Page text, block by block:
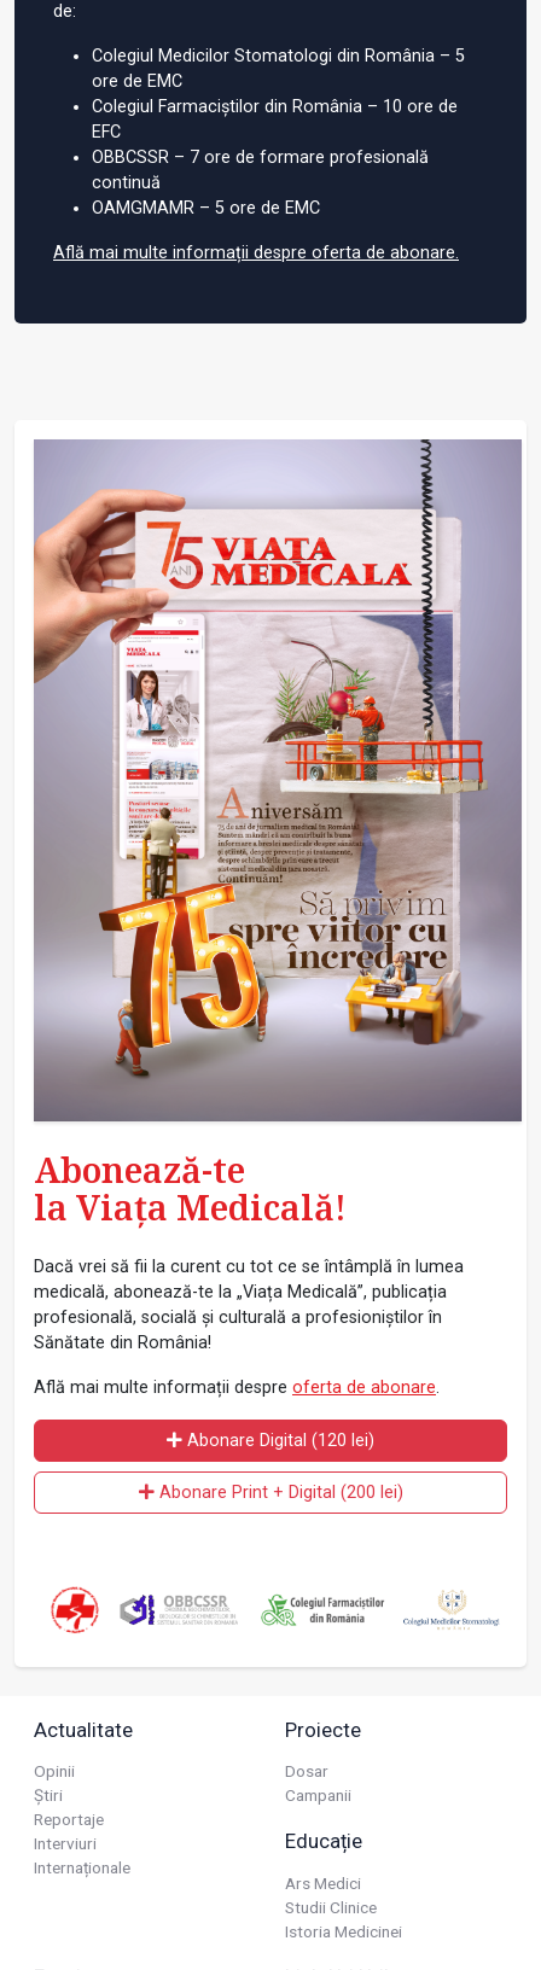
de:
Colegiul Medicilor Stomatologi din România – 5
ore de EMC
Colegiul Farmaciștilor din România – 10 ore de
EFC
OBBCSSR – 7 ore de formare profesională
continuă
OAMGMAMR – 5 ore de EMC
Află mai multe informații despre oferta de abonare.
Abonează-te
la Viața Medicală!
Dacă vrei să fii la curent cu tot ce se întâmplă în lumea
medicală, abonează-te la „Viața Medicală”, publicația
profesională, socială și culturală a profesioniștilor în
Sănătate din România!
Află mai multe informații despre oferta de abonare.
Abonare Digital (120 lei)
Abonare Print + Digital (200 lei)
Actualitate
Opinii
Știri
Reportaje
Interviuri
Internaționale
Proiecte
Dosar
Campanii
Educație
Ars Medici
Studii Clinice
Istoria Medicinei